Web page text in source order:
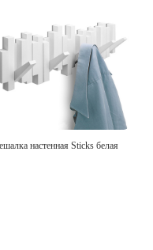
настенная Sticks белая